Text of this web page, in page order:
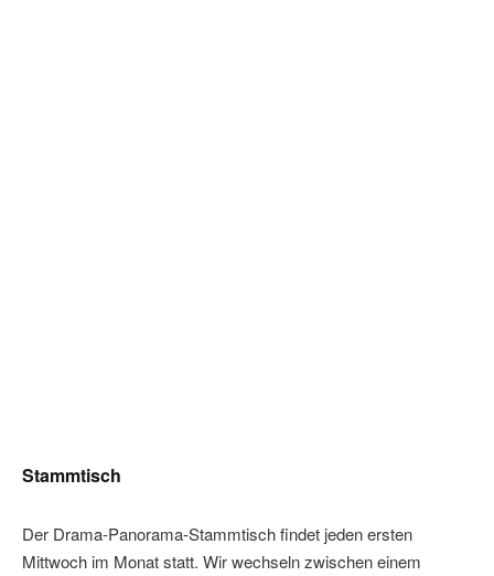
Stammtisch
Der Drama-Panorama-Stammtisch findet jeden ersten
Mittwoch im Monat statt. Wir wechseln zwischen einem